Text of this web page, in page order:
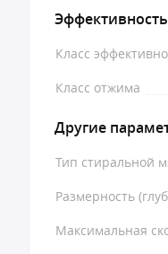
Эффективность
Класс
Класс отжима
Другие
Тип стиральной
Размерность
Максимальная